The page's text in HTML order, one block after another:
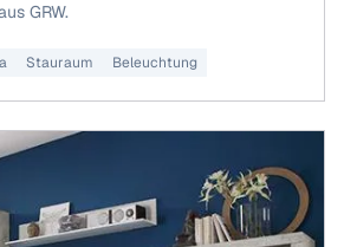
GRW.
Stauraum Beleuchtung